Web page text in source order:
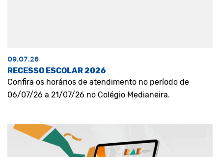
09.07.26
RECESSO ESCOLAR 2026
Confira os horários de atendimento no período de
06/07/26 a 21/07/26 no Colégio Medianeira.